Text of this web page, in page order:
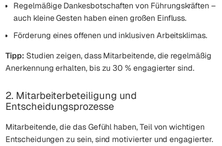
Regelmäßige Dankesbotschaften von Führungskräften –
auch kleine Gesten haben einen großen Einfluss.
Förderung eines offenen und inklusiven Arbeitsklimas.
Tipp: Studien zeigen, dass Mitarbeitende, die regelmäßig
Anerkennung erhalten, bis zu 30 % engagierter sind.
2. Mitarbeiterbeteiligung und
Entscheidungsprozesse
Mitarbeitende, die das Gefühl haben, Teil von wichtigen
Entscheidungen zu sein, sind motivierter und engagierter.